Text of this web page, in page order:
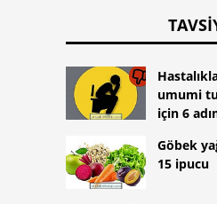
umumi
için 6
Göbek
15 ipucu